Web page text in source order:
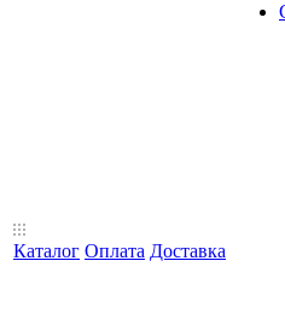
Каталог Оплата Доставка